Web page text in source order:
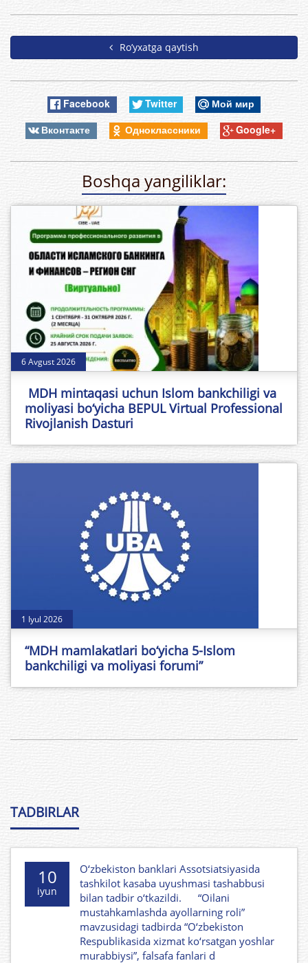
Ro’yxatga qaytish
Facebook Twitter
Мой мир
Вконтакте
Одноклассники Google+
Boshqa yangiliklar:
6 Avgust 2026
MDH mintaqasi uchun Islom bankchiligi va
moliyasi bo‘yicha BEPUL Virtual Professional
Rivojlanish Dasturi
1 Iyul 2026
“MDH mamlakatlari bo‘yicha 5-Islom
bankchiligi va moliyasi forumi”
TADBIRLAR
10
iyun
O‘zbekiston banklari Assotsiatsiyasida
tashkilot kasaba uyushmasi tashabbusi
bilan tadbir o‘tkazildi. “Oilani
mustahkamlashda ayollarning roli”
mavzusidagi tadbirda “O‘zbekiston
Respublikasida xizmat ko‘rsatgan yoshlar
murabbiysi”, falsafa fanlari d